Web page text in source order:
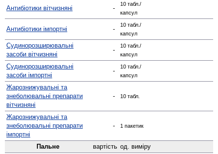
Антибіотики вітчизняні -
10 табл./
капсул
Антибіотики імпортні -
10 табл./
капсул
Судино­розширювальні
засоби вітчизняні
-
10 табл./
капсул
Судино­розширювальні
засоби імпортні
-
10 табл./
капсул
Жаро­знижувальні та
знеболювальні препарати
вітчизняні
- 10 табл.
Жаро­знижувальні та
знеболювальні препарати
імпортні
- 1 пакетик
Пальне вартість од. виміру